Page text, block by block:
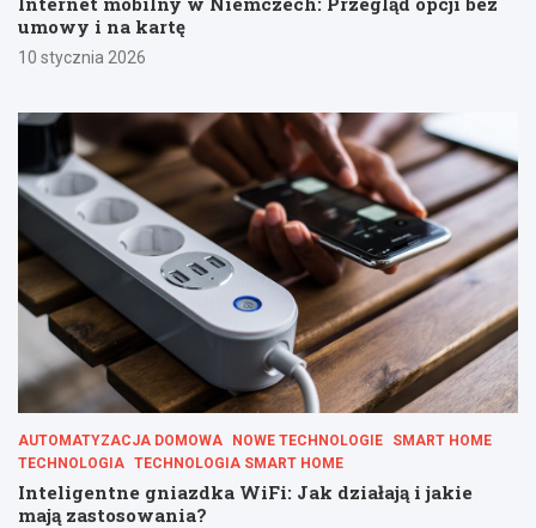
umowy i na kartę
10 stycznia 2026
AUTOMATYZACJA DOMOWA NOWE TECHNOLOGIE
SMART HOME
TECHNOLOGIA TECHNOLOGIA SMART HOME
Inteligentne gniazdka WiFi: Jak działają i jakie
mają zastosowania?